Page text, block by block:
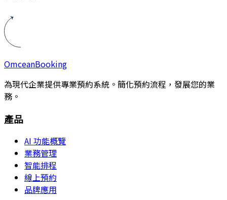
OmceanBooking
為現代企業提供專業預約系統。簡化預約流程，發展您的業
務。
產品
AI 功能概覽
業務管理
智能排程
線上預約
品牌應用